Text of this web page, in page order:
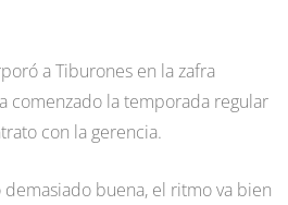
a Tiburones en la zafra
comenzado la temporada regular
con la gerencia.
buena, el ritmo va bien